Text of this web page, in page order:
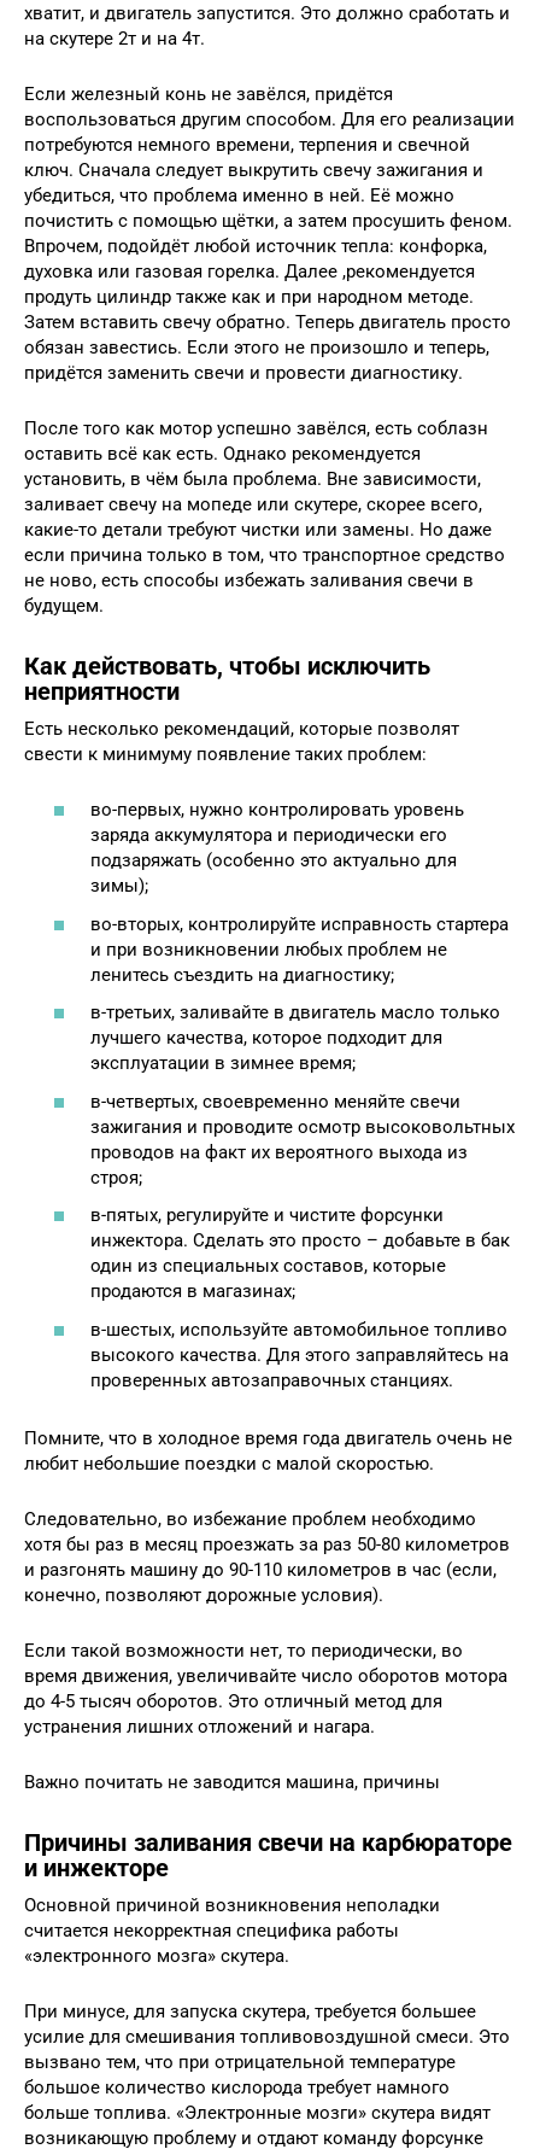
хватит, и двигатель запустится. Это должно сработать и
на скутере 2т и на 4т.
Если железный конь не завёлся, придётся
воспользоваться другим способом. Для его реализации
потребуются немного времени, терпения и свечной
ключ. Сначала следует выкрутить свечу зажигания и
убедиться, что проблема именно в ней. Её можно
почистить с помощью щётки, а затем просушить феном.
Впрочем, подойдёт любой источник тепла: конфорка,
духовка или газовая горелка. Далее ,рекомендуется
продуть цилиндр также как и при народном методе.
Затем вставить свечу обратно. Теперь двигатель просто
обязан завестись. Если этого не произошло и теперь,
придётся заменить свечи и провести диагностику.
После того как мотор успешно завёлся, есть соблазн
оставить всё как есть. Однако рекомендуется
установить, в чём была проблема. Вне зависимости,
заливает свечу на мопеде или скутере, скорее всего,
какие-то детали требуют чистки или замены. Но даже
если причина только в том, что транспортное средство
не ново, есть способы избежать заливания свечи в
будущем.
Как действовать, чтобы исключить
неприятности
Есть несколько рекомендаций, которые позволят
свести к минимуму появление таких проблем:
во-первых, нужно контролировать уровень
заряда аккумулятора и периодически его
подзаряжать (особенно это актуально для
зимы);
во-вторых, контролируйте исправность стартера
и при возникновении любых проблем не
ленитесь съездить на диагностику;
в-третьих, заливайте в двигатель масло только
лучшего качества, которое подходит для
эксплуатации в зимнее время;
в-четвертых, своевременно меняйте свечи
зажигания и проводите осмотр высоковольтных
проводов на факт их вероятного выхода из
строя;
в-пятых, регулируйте и чистите форсунки
инжектора. Сделать это просто – добавьте в бак
один из специальных составов, которые
продаются в магазинах;
в-шестых, используйте автомобильное топливо
высокого качества. Для этого заправляйтесь на
проверенных автозаправочных станциях.
Помните, что в холодное время года двигатель очень не
любит небольшие поездки с малой скоростью.
Следовательно, во избежание проблем необходимо
хотя бы раз в месяц проезжать за раз 50-80 километров
и разгонять машину до 90-110 километров в час (если,
конечно, позволяют дорожные условия).
Если такой возможности нет, то периодически, во
время движения, увеличивайте число оборотов мотора
до 4-5 тысяч оборотов. Это отличный метод для
устранения лишних отложений и нагара.
Важно почитать не заводится машина, причины
Причины заливания свечи на карбюраторе
и инжекторе
Основной причиной возникновения неполадки
считается некорректная специфика работы
«электронного мозга» скутера.
При минусе, для запуска скутера, требуется большее
усилие для смешивания топливовоздушной смеси. Это
вызвано тем, что при отрицательной температуре
большое количество кислорода требует намного
больше топлива. «Электронные мозги» скутера видят
возникающую проблему и отдают команду форсунке